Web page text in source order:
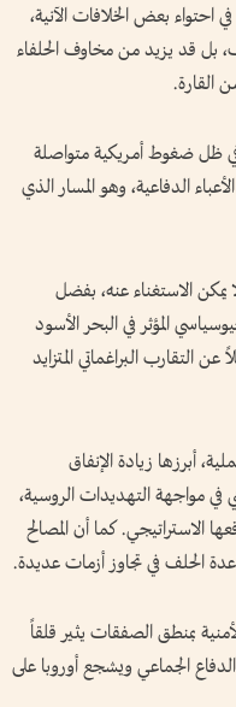
احتواء بعض الخلافات الآنية،
بل قد يزيد من مخاوف الحلفاء
القارة.
في ظل ضغوط أمريكية متواصلة
الدفاعية، وهو المسار الذي
الاستغناء عنه، بفضل
المؤثر في البحر الأسود
التقارب البراغماتي المتزايد
أبرزها زيادة الإنفاق
في مواجهة التهديدات الروسية،
الاستراتيجي. كما أن المصالح
الحلف في تجاوز أزمات عديدة.
بمنطق الصفقات يثير قلقاً
الجماعي ويشجع أوروبا على